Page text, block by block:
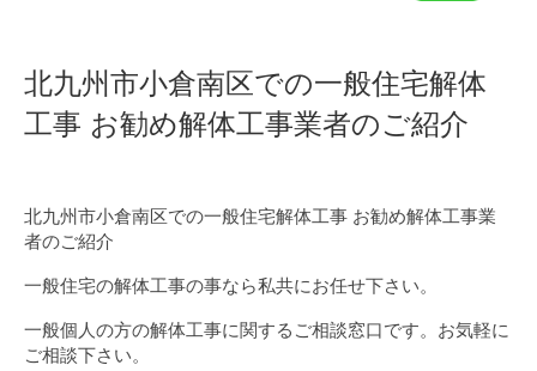
北九州市小倉南区での一般住宅解体
工事 お勧め解体工事業者のご紹介
北九州市小倉南区での一般住宅解体工事 お勧め解体工事業
者のご紹介
一般住宅の解体工事の事なら私共にお任せ下さい。
一般個人の方の解体工事に関するご相談窓口です。お気軽に
ご相談下さい。